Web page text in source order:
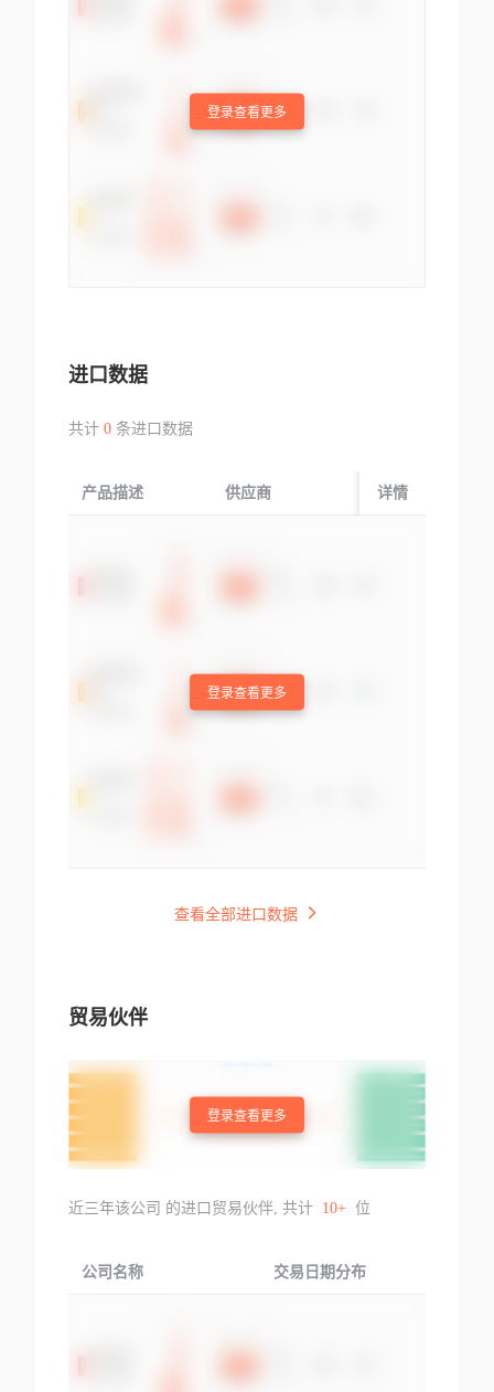
登录查看更多
进口数据
共计 0条进口数据
产品描述 供应商 起运国/地区
详情
登录查看更多
查看全部进口数据
贸易伙伴
登录查看更多
近三年该公司 的进口贸易伙伴, 共计 10+ 位
公司名称 交易日期分布